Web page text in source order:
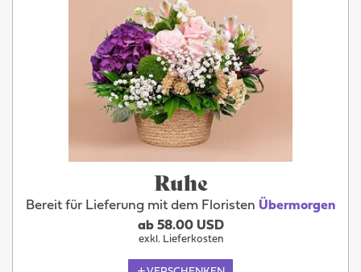
Ruhe
Bereit für Lieferung mit dem Floristen Übermorgen
ab 58.00 USD
exkl. Lieferkosten